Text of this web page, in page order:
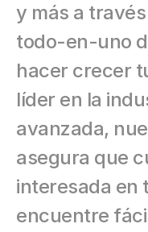
y más a
todo-en-uno
hacer crecer
líder en la
avanzada,
asegura que
interesada en
encuentre